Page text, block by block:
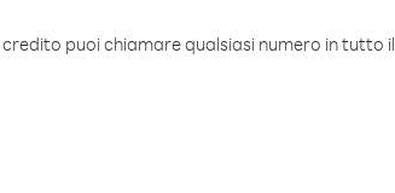
puoi chiamare qualsiasi numero in tutto il